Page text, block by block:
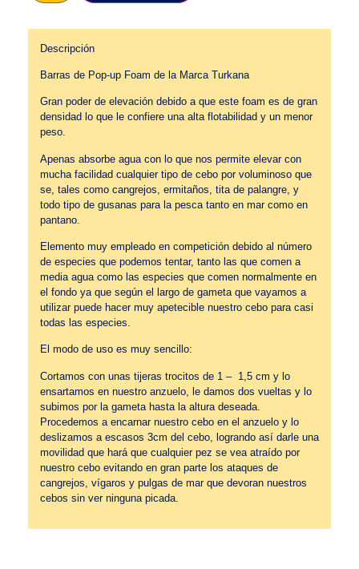
Descripción
Barras de Pop-up Foam de la Marca Turkana
Gran poder de elevación debido a que este foam es de gran
densidad lo que le confiere una alta flotabilidad y un menor
peso.
Apenas absorbe agua con lo que nos permite elevar con
mucha facilidad cualquier tipo de cebo por voluminoso que
se, tales como cangrejos, ermitaños, tita de palangre, y
todo tipo de gusanas para la pesca tanto en mar como en
pantano.
Elemento muy empleado en competición debido al número
de especies que podemos tentar, tanto las que comen a
media agua como las especies que comen normalmente en
el fondo ya que según el largo de gameta que vayamos a
utilizar puede hacer muy apetecible nuestro cebo para casi
todas las especies.
El modo de uso es muy sencillo:
Cortamos con unas tijeras trocitos de 1 – 1,5 cm y lo
ensartamos en nuestro anzuelo, le damos dos vueltas y lo
subimos por la gameta hasta la altura deseada.
Procedemos a encarnar nuestro cebo en el anzuelo y lo
deslizamos a escasos 3cm del cebo, logrando así darle una
movilidad que hará que cualquier pez se vea atraído por
nuestro cebo evitando en gran parte los ataques de
cangrejos, vígaros y pulgas de mar que devoran nuestros
cebos sin ver ninguna picada.